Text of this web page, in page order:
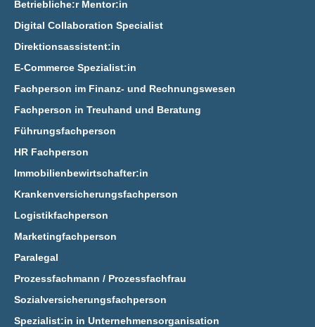
Betriebliche:r Mentor:in
Digital Collaboration Specialist
Direktionsassistent:in
E‑Commerce Spezialist:in
Fachperson im Finanz- und Rechnungswesen
Fachperson in Treuhand und Beratung
Führungsfachperson
HR Fachperson
Immobilienbewirtschafter:in
Krankenversicherungsfachperson
Logistikfachperson
Marketingfachperson
Paralegal
Prozessfachmann / Prozessfachfrau
Sozialversicherungsfachperson
Spezialist:in in Unternehmensorganisation